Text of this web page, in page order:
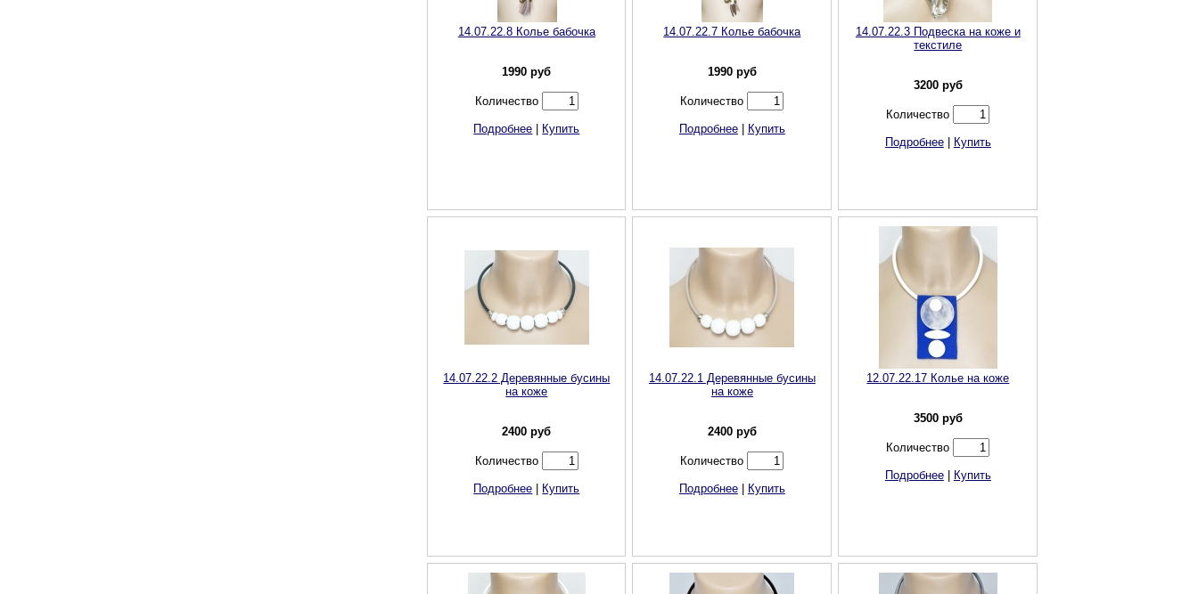
14.07.22.8 Колье бабочка
1990 руб
Количество
Подробнее Купить
14.07.22.7 Колье бабочка
1990руб
Количество
Подробнее| Купить
14.07.22.3 Подвеска на коже и
текстиле
3200руб
Количество
Подробнее| Купить
14.07.22.2 Деревянные бусины
на коже
2400 руб
Количество
Подробнее Купить
14.07.22.1 Деревянные бусины
на коже
2400руб
Количество
Подробнее| Купить
12.07.22.17 Колье на коже
3500руб
Количество
Подробнее| Купить